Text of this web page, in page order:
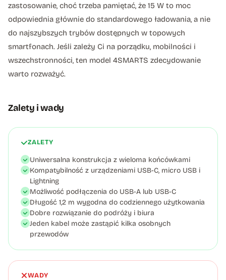
zastosowanie, choć trzeba pamiętać, że 15 W to moc
odpowiednia głównie do standardowego ładowania, a nie
do najszybszych trybów dostępnych w topowych
smartfonach. Jeśli zależy Ci na porządku, mobilności i
wszechstronności, ten model 4SMARTS zdecydowanie
warto rozważyć.
Zalety i wady
ZALETY
Uniwersalna konstrukcja z wieloma końcówkami
Kompatybilność z urządzeniami USB-C, micro USB i
Lightning
Możliwość podłączenia do USB-A lub USB-C
Długość 1,2 m wygodna do codziennego użytkowania
Dobre rozwiązanie do podróży i biura
Jeden kabel może zastąpić kilka osobnych
przewodów
WADY